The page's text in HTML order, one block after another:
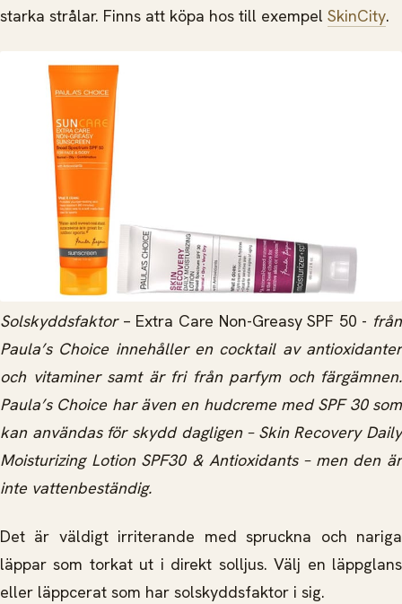
starka strålar. Finns att köpa hos till exempel SkinCity.
Solskyddsfaktor – Extra Care Non-Greasy SPF 50 - från
Paula’s Choice innehåller en cocktail av antioxidanter
och vitaminer samt är fri från parfym och färgämnen.
Paula’s Choice har även en hudcreme med SPF 30 som
kan användas för skydd dagligen – Skin Recovery Daily
Moisturizing Lotion SPF30 & Antioxidants – men den är
inte vattenbeständig.
Det är väldigt irriterande med spruckna och nariga
läppar som torkat ut i direkt solljus. Välj en läppglans
eller läppcerat som har solskyddsfaktor i sig.